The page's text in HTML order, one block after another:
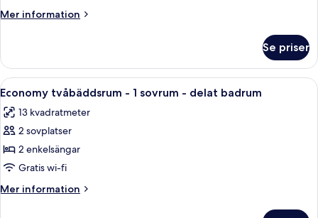
sovrum
badrum
Mer information
Mer
enkelrum
1
delat
Se priser
Öppna
alla
foton
för
Economy
tvåbäddsrum
-
1
Ett hotellrum med en säng, ett
10
Economy tvåbäddsrum - 1 sovrum - delat badrum
13 kvadratmeter
2 sovplatser
2 enkelsängar
Gratis wi-fi
Mer information
Mer